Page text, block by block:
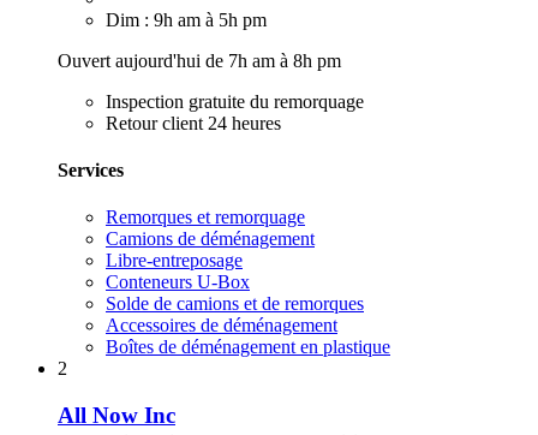
Dim : 9h am à 5h pm
Ouvert aujourd'hui de 7h am à 8h pm
Inspection gratuite du remorquage
Retour client 24 heures
Services
Remorques et remorquage
Camions de déménagement
Libre-entreposage
Conteneurs U-Box
Solde de camions et de remorques
Accessoires de déménagement
Boîtes de déménagement en plastique
2
All Now Inc